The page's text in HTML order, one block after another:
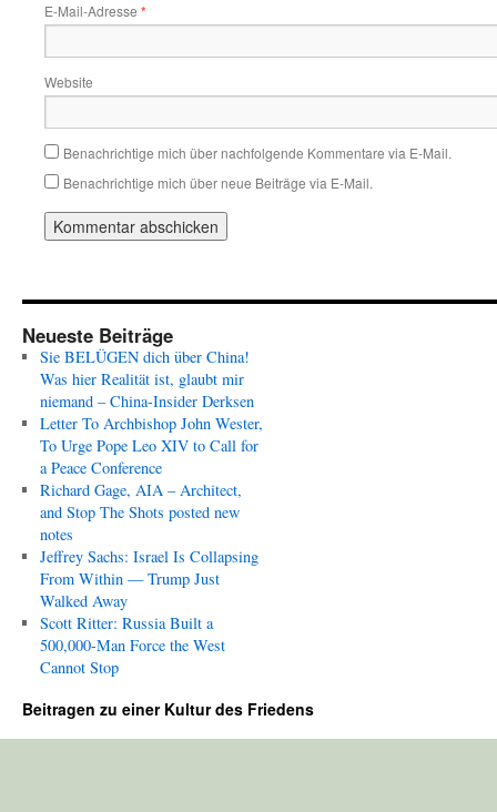
E-Mail-Adresse *
Website
Benachrichtige mich über nachfolgende Kommentare via E-Mail.
Benachrichtige mich über neue Beiträge via E-Mail.
Neueste Beiträge
Sie BELÜGEN dich über China!
Was hier Realität ist, glaubt mir
niemand – China-Insider Derksen
Letter To Archbishop John Wester,
To Urge Pope Leo XIV to Call for
a Peace Conference
Richard Gage, AIA – Architect,
and Stop The Shots posted new
notes
Jeffrey Sachs: Israel Is Collapsing
From Within — Trump Just
Walked Away
Scott Ritter: Russia Built a
500,000-Man Force the West
Cannot Stop
Beitragen zu einer Kultur des Friedens